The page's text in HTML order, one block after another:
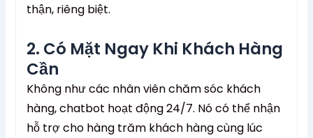
thận, riêng biệt.
2. Có Mặt Ngay Khi Khách Hàng
Cần
Không như các nhân viên chăm sóc khách
hàng, chatbot hoạt động 24/7. Nó có thể nhận
hỗ trợ cho hàng trăm khách hàng cùng lúc